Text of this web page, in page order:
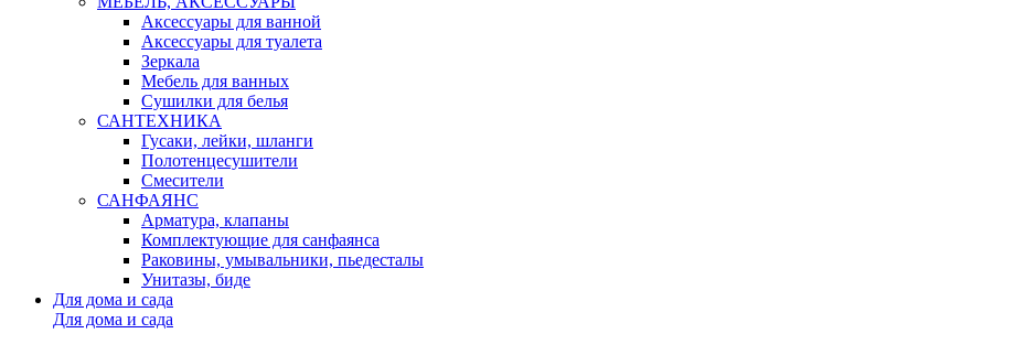
Аксессуары для ванной
Аксессуары для туалета
Зеркала
Мебель для ванных
Сушилки для белья
САНТЕХНИКА
Гусаки, лейки, шланги
Полотенцесушители
Смесители
САНФАЯНС
Арматура, клапаны
Комплектующие для санфаянса
Раковины, умывальники, пьедесталы
Унитазы, биде
Для дома и сада
Для дома и сада